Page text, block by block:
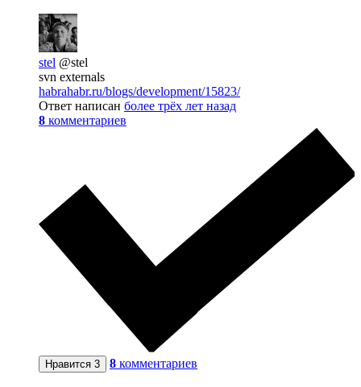
stel @stel
svn externals
habrahabr.ru/blogs/development/15823/
Ответ написан более трёх лет назад
8 комментариев
Нравится 3 8 комментариев